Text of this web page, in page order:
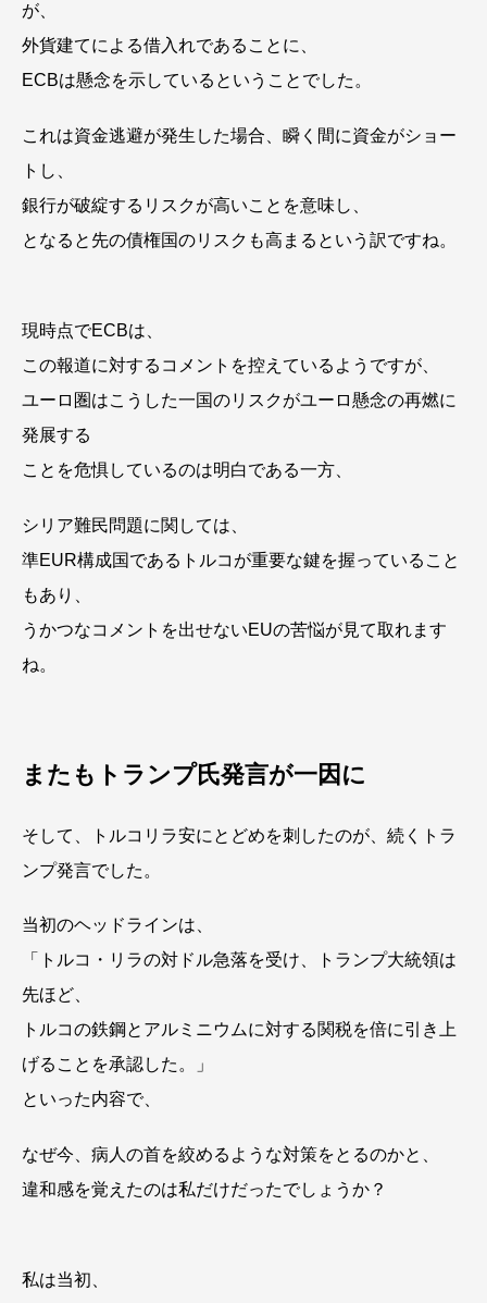
が、
外貨建てによる借入れであることに、
ECBは懸念を示しているということでした。
これは資金逃避が発生した場合、瞬く間に資金がショー
トし、
銀行が破綻するリスクが高いことを意味し、
となると先の債権国のリスクも高まるという訳ですね。
現時点でECBは、
この報道に対するコメントを控えているようですが、
ユーロ圏はこうした一国のリスクがユーロ懸念の再燃に
発展する
ことを危惧しているのは明白である一方、
シリア難民問題に関しては、
準EUR構成国であるトルコが重要な鍵を握っていること
もあり、
うかつなコメントを出せないEUの苦悩が見て取れます
ね。
またもトランプ氏発言が一因に
そして、トルコリラ安にとどめを刺したのが、続くトラ
ンプ発言でした。
当初のヘッドラインは、
「トルコ・リラの対ドル急落を受け、トランプ大統領は
先ほど、
トルコの鉄鋼とアルミニウムに対する関税を倍に引き上
げることを承認した。」
といった内容で、
なぜ今、病人の首を絞めるような対策をとるのかと、
違和感を覚えたのは私だけだったでしょうか？
私は当初、